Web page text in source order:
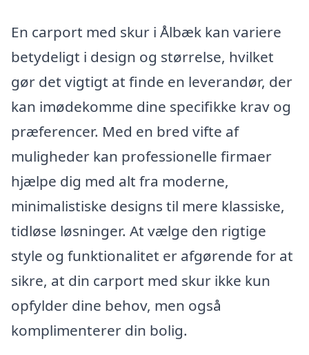
En carport med skur i Ålbæk kan variere
betydeligt i design og størrelse, hvilket
gør det vigtigt at finde en leverandør, der
kan imødekomme dine specifikke krav og
præferencer. Med en bred vifte af
muligheder kan professionelle firmaer
hjælpe dig med alt fra moderne,
minimalistiske designs til mere klassiske,
tidløse løsninger. At vælge den rigtige
style og funktionalitet er afgørende for at
sikre, at din carport med skur ikke kun
opfylder dine behov, men også
komplimenterer din bolig.